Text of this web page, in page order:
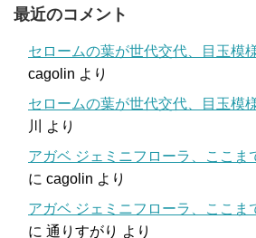
最近のコメント
セロームの葉が世代交代、目玉模
cagolin より
セロームの葉が世代交代、目玉模
川
より
アガベ ジェミニフローラ、ここま
に cagolin より
アガベ ジェミニフローラ、ここま
に 通りすがり より